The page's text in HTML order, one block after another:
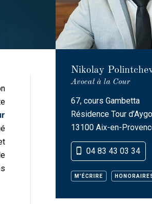
Nikolay
Avocat à la Cour
67, cours Gambetta
Résidence Tour
13100 Aix-en-
04 83 43 03 34
M'ÉCRIRE